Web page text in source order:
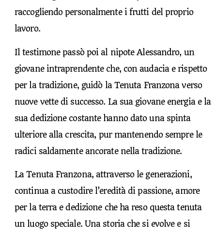
raccogliendo personalmente i frutti del proprio
lavoro.
Il testimone passò poi al nipote Alessandro, un
giovane intraprendente che, con audacia e rispetto
per la tradizione, guidò la Tenuta Franzona verso
nuove vette di successo. La sua giovane energia e la
sua dedizione costante hanno dato una spinta
ulteriore alla crescita, pur mantenendo sempre le
radici saldamente ancorate nella tradizione.
La Tenuta Franzona, attraverso le generazioni,
continua a custodire l’eredità di passione, amore
per la terra e dedizione che ha reso questa tenuta
un luogo speciale. Una storia che si evolve e si